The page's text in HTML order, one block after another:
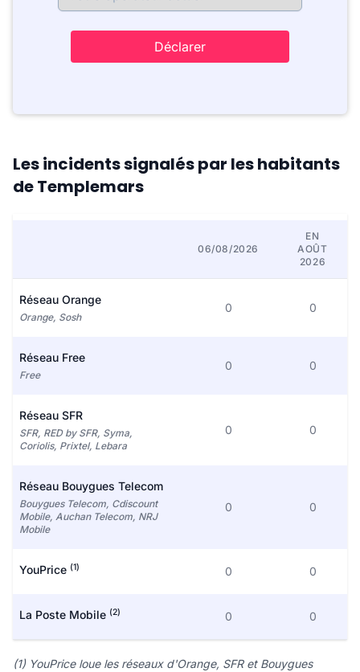
Déclarer
Les incidents signalés par les habitants
de Templemars
06/08/2026
EN
AOÛT
2026
Réseau Orange
Orange, Sosh
0 0
Réseau Free
Free
0 0
Réseau SFR
SFR, RED by SFR, Syma,
Coriolis, Prixtel, Lebara
0 0
Réseau Bouygues Telecom
Bouygues Telecom, Cdiscount
Mobile, Auchan Telecom, NRJ
Mobile
0 0
YouPrice (1) 0 0
La Poste Mobile (2) 0 0
(1) YouPrice loue les réseaux d'Orange, SFR et Bouygues